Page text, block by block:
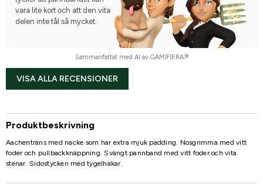
vara lite kort och att den vita
delen inte tål så mycket.
Sammanfattat med AI av GAMIFIERA.®
VISA ALLA RECENSIONER
Produktbeskrivning
Aachenträns med nacke som har extra mjuk padding. Nosgrimma med vitt
foder och pullbackknäppning. Svängt pannband med vitt foder och vita
stenar. Sidostycken med tygelhakar.